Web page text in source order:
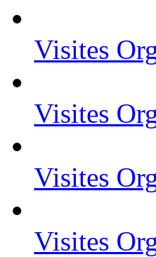
Visites
Visites
Visites
Visites